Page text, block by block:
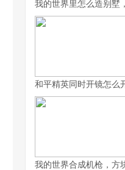
我的世界里怎么造别墅
和平精英同时开镜怎么
我的世界合成机枪，方